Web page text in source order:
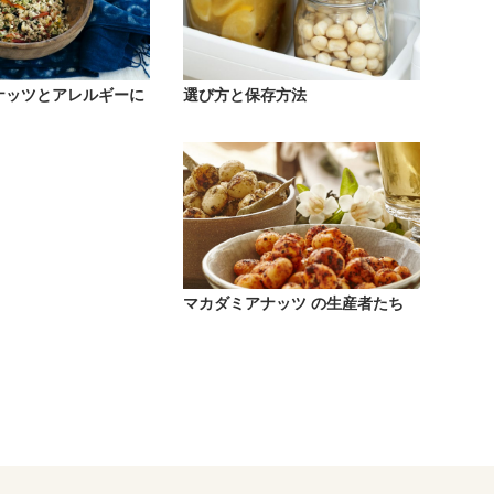
ッツとアレルギーに 選び方と保存方法
マカダミアナッツ の生産者たち